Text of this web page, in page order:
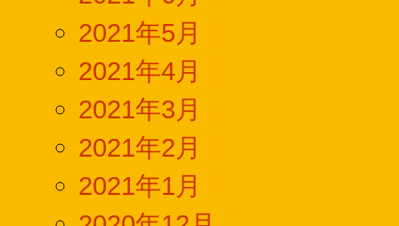
2021年5月
2021年4月
2021年3月
2021年2月
2021年1月